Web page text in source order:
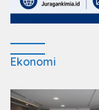
Ekonomi